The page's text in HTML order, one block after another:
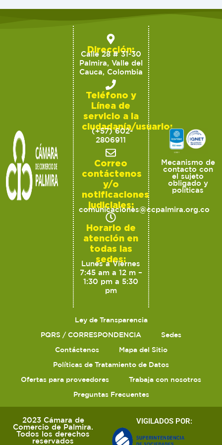
Dirección:
Calle 28 # 31-30
Palmira, Valle del
Cauca, Colombia
Teléfono y
Línea de
servicio a la
ciudadanía/usuario:
(+57) 602-
2806911
Correo
contáctenos
y/o
notificaciones
judiciales:
comunicaciones@ccpalmira.org.co
Horario de
atención en
todas las
sedes:
Lunes a Viernes
7:45 am a 12 m –
1:30 pm a 5:30
pm
Mecanismo de
contacto con
el sujeto
obligado y
políticas
Ley de Transparencia
PQRS / CORRESPONDENCIA
Sedes
Contáctenos
Mapa del Sitio
Políticas de Tratamiento de Datos
Ofertas para proveedores
Trabaja con nosotros
Preguntas Frecuentes
2023 Cámara de
Comercio de Palmira.
Todos los derechos
reservados
VIGILADOS POR: